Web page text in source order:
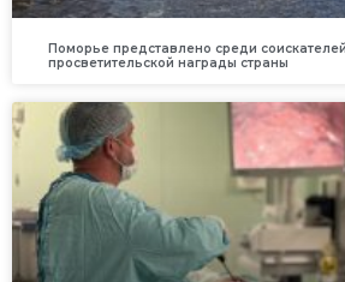
Поморье представлено среди
просветительской награды страны